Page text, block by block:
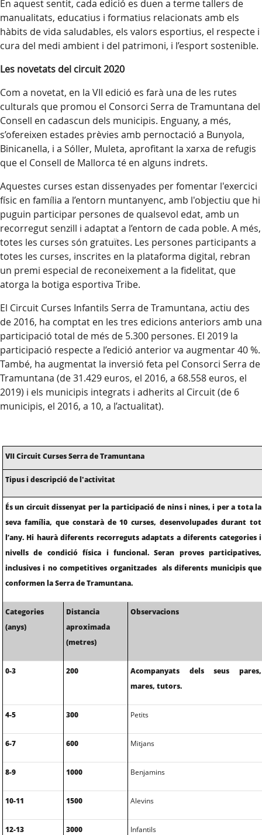
En aquest sentit, cada edició es duen a terme tallers de
manualitats, educatius i formatius relacionats amb els
hàbits de vida saludables, els valors esportius, el respecte i
cura del medi ambient i del patrimoni, i l’esport sostenible.
Les novetats del circuit 2020
Com a novetat, en la VII edició es farà una de les rutes
culturals que promou el Consorci Serra de Tramuntana del
Consell en cadascun dels municipis. Enguany, a més,
s’ofereixen estades prèvies amb pernoctació a Bunyola,
Binicanella, i a Sóller, Muleta, aprofitant la xarxa de refugis
que el Consell de Mallorca té en alguns indrets.
Aquestes curses estan dissenyades per fomentar l'exercici
físic en família a l’entorn muntanyenc, amb l'objectiu que hi
puguin participar persones de qualsevol edat, amb un
recorregut senzill i adaptat a l’entorn de cada poble. A més,
totes les curses són gratuïtes. Les persones participants a
totes les curses, inscrites en la plataforma digital, rebran
un premi especial de reconeixement a la fidelitat, que
atorga la botiga esportiva Tribe.
El Circuit Curses Infantils Serra de Tramuntana, actiu des
de 2016, ha comptat en les tres edicions anteriors amb una
participació total de més de 5.300 persones. El 2019 la
participació respecte a l’edició anterior va augmentar 40 %.
També, ha augmentat la inversió feta pel Consorci Serra de
Tramuntana (de 31.429 euros, el 2016, a 68.558 euros, el
2019) i els municipis integrats i adherits al Circuit (de 6
municipis, el 2016, a 10, a l’actualitat).
VII Circuit Curses Serra de Tramuntana
Tipus i descripció de l'activitat
És un circuit dissenyat per la participació de nins i nines, i per a tota la
seva família, que constarà de 10 curses, desenvolupades durant tot
l’any. Hi haurà diferents recorreguts adaptats a diferents categories i
nivells de condició física i funcional. Seran proves participatives,
inclusives i no competitives organitzades als diferents municipis que
conformen la Serra de Tramuntana.
Categories
(anys)
Distancia
aproximada
(metres)
Observacions
0-3 200
Acompanyats dels seus pares,
mares, tutors.
4-5 300 Petits
6-7 600 Mitjans
8-9 1000 Benjamins
10-11 1500 Alevins
12-13 3000 Infantils